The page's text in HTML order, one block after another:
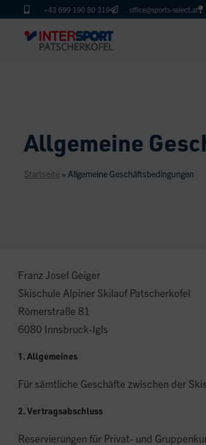
+43 699 190 80 319 office@sports-select.at
Allgemeine
Startseite » Allgemeine Geschäftsbedingungen
Franz Josef Geiger
Skischule Alpiner Skilauf Patscherkofel
Römerstraße 81
6080 Innsbruck-Igls
1. Allgemeines
Für sämtliche Geschäfte zwischen der
2. Vertragsabschluss
Reservierungen für Privat- und